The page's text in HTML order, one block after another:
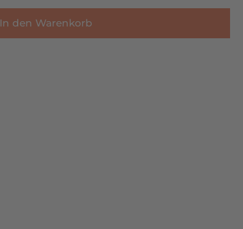
In den Warenkorb